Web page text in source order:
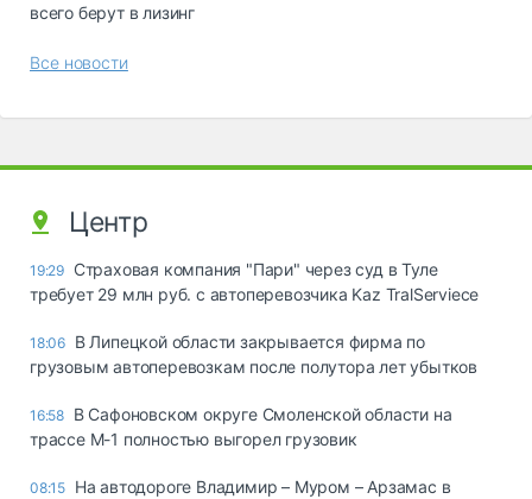
всего берут в лизинг
Все новости
Центр
19:29 Страховая компания "Пари" через суд в Туле
требует 29 млн руб. с автоперевозчика Kaz TralServiece
18:06 В Липецкой области закрывается фирма по
грузовым автоперевозкам после полутора лет убытков
16:58 В Сафоновском округе Смоленской области на
трассе М-1 полностью выгорел грузовик
08:15 На автодороге Владимир – Муром – Арзамас в